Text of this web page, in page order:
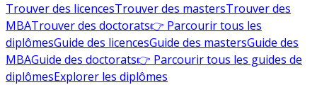
Trouver des licencesTrouver des mastersTrouver des
MBATrouver des doctorats👉 Parcourir tous les
diplômesGuide des licencesGuide des mastersGuide des
MBAGuide des doctorats👉 Parcourir tous les guides de
diplômesExplorer les diplômes